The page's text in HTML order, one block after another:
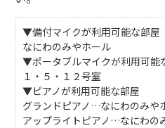
▼備付マイクが利用可能な部屋
なにわのみやホール
▼ポータブルマイクが利用可能
１・５・１２号室
▼ピアノが利用可能な部屋
グランドピアノ…なにわのみや
アップライトピアノ…なにわの